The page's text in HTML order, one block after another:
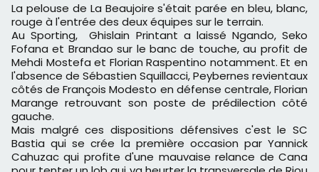
La pelouse de La Beaujoire s'était parée en bleu, blanc,
rouge à l'entrée des deux équipes sur le terrain.
Au Sporting, Ghislain Printant a laissé Ngando, Seko
Fofana et Brandao sur le banc de touche, au profit de
Mehdi Mostefa et Florian Raspentino notamment. Et en
l'absence de Sébastien Squillacci, Peybernes revientaux
côtés de François Modesto en défense centrale, Florian
Marange retrouvant son poste de prédilection côté
gauche.
Mais malgré ces dispositions défensives c'est le SC
Bastia qui se crée la première occasion par Yannick
Cahuzac qui profite d'une mauvaise relance de Cana